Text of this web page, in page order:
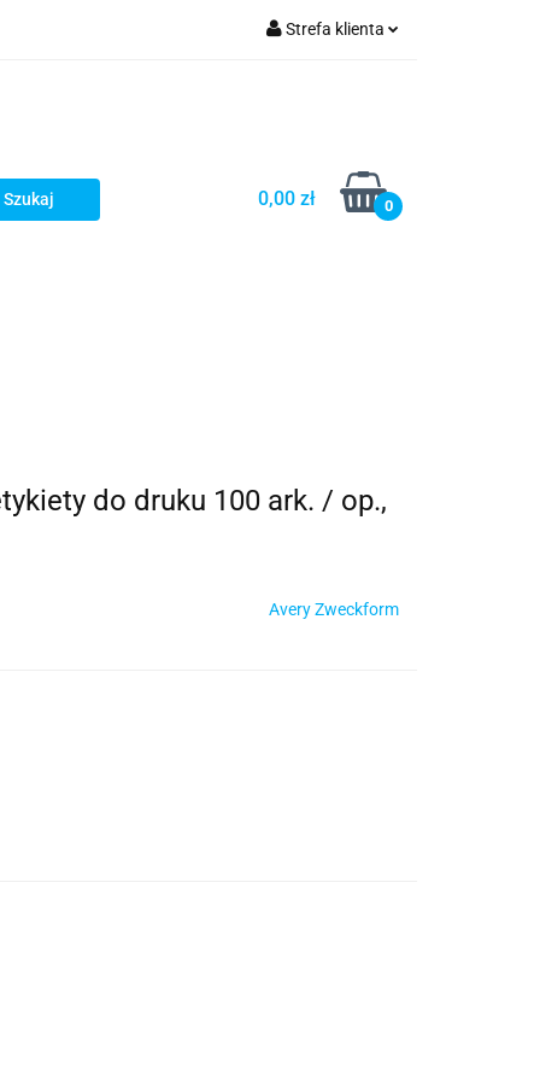
Strefa klienta
Zgody cookies
0,00 zł 0
do druku 100 ark. / op.,
Avery Zweckform